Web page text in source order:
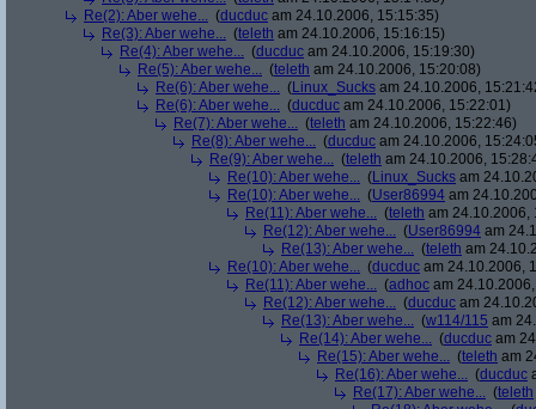
Re(2): Aber wehe... (ducduc am 24.10.2006, 15:15:35)
Re(3): Aber wehe... (teleth am 24.10.2006, 15:16:15)
Re(4): Aber wehe... (ducduc am 24.10.2006, 15:19:30)
Re(5): Aber wehe... (teleth am 24.10.2006, 15:20:08)
Re(6): Aber wehe... (Linux_Sucks am 24.10.2006,
Re(6): Aber wehe... (ducduc am 24.10.2006, 15:22:01)
Re(7): Aber wehe... (teleth am 24.10.2006, 15:22:46)
Re(8): Aber wehe... (ducduc am 24.10.2006,
Re(9): Aber wehe... (teleth am 24.10.2006,
Re(10): Aber wehe... (Linux_Sucks am
Re(10): Aber wehe... (User86994 am
Re(11): Aber wehe... (teleth am 24.10.2006,
Re(12): Aber wehe... (User86994 am
Re(13): Aber wehe... (teleth am
Re(10): Aber wehe... (ducduc am 24.10.2006,
Re(11): Aber wehe... (adhoc am
Re(12): Aber wehe... (ducduc am
Re(13): Aber wehe... (w114/115 am
Re(14): Aber wehe... (ducduc am
Re(15): Aber wehe... (teleth am
Re(16): Aber wehe... (ducduc
Re(17): Aber wehe... (teleth